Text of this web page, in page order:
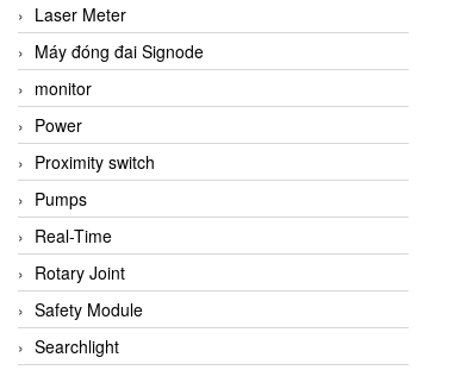
Laser Meter
Máy đóng đai Signode
monitor
Power
Proximity switch
Pumps
Real-Time
Rotary Joint
Safety Module
Searchlight